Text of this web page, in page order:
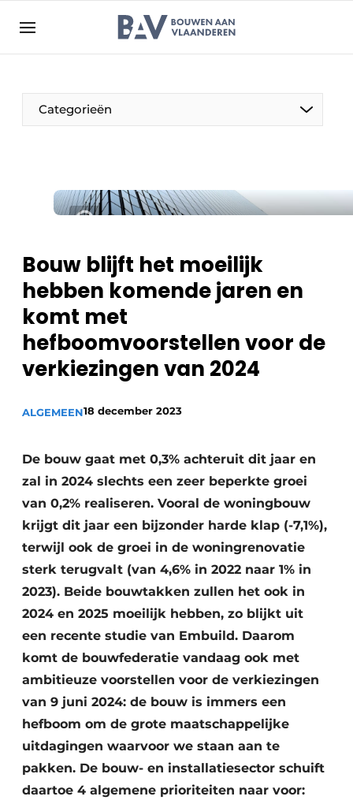
Bedrijven
Bouwen aan Vlaanderen | Platform voor de bouw
Evenement aanmelden
Meest gelezen
Nieuwsbrief
Podcasts
Privacy / Cookie statement
Vacature aanmelden
Bedrijven
Bedrijven
Contact
Categorieën
Brandveiligheid
BIM
Evenementen
Dak & Gevel
Houtbouw
HVAC
Interieurarchitectuur
Keukens
Renovatie
Software
Bouw blijft het moeilijk
hebben komende jaren en
komt met
hefboomvoorstellen voor de
verkiezingen van 2024
ALGEMEEN18 december 2023
De bouw gaat met 0,3% achteruit dit jaar en
zal in 2024 slechts een zeer beperkte groei
van 0,2% realiseren. Vooral de woningbouw
krijgt dit jaar een bijzonder harde klap (-7,1%),
terwijl ook de groei in de woningrenovatie
sterk terugvalt (van 4,6% in 2022 naar 1% in
2023). Beide bouwtakken zullen het ook in
2024 en 2025 moeilijk hebben, zo blijkt uit
een recente studie van Embuild. Daarom
komt de bouwfederatie vandaag ook met
ambitieuze voorstellen voor de verkiezingen
van 9 juni 2024: de bouw is immers een
hefboom om de grote maatschappelijke
uitdagingen waarvoor we staan aan te
pakken. De bouw- en installatiesector schuift
daartoe 4 algemene prioriteiten naar voor: